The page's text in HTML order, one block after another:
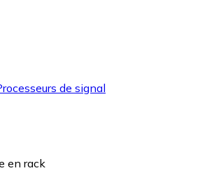
de signal
en rack